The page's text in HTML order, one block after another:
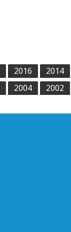
2016
2014
2004
2002